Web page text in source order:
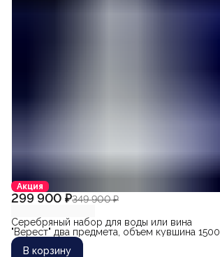
Акция
299 900 ₽349 900 ₽
Серебряный набор для воды или вина
"Верест" два предмета, объем кувшина 1500
мл
В корзину